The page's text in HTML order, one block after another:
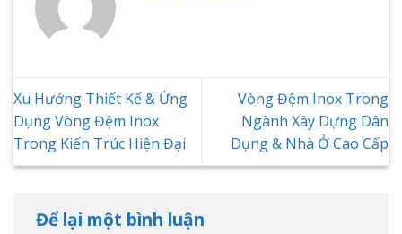
Xu Hướng Thiết Kế & Ứng
Dụng Vòng Đệm Inox
Trong Kiến Trúc Hiện Đại
Vòng Đệm Inox Trong
Ngành Xây Dựng Dân
Dụng & Nhà Ở Cao Cấp
Để lại một bình luận